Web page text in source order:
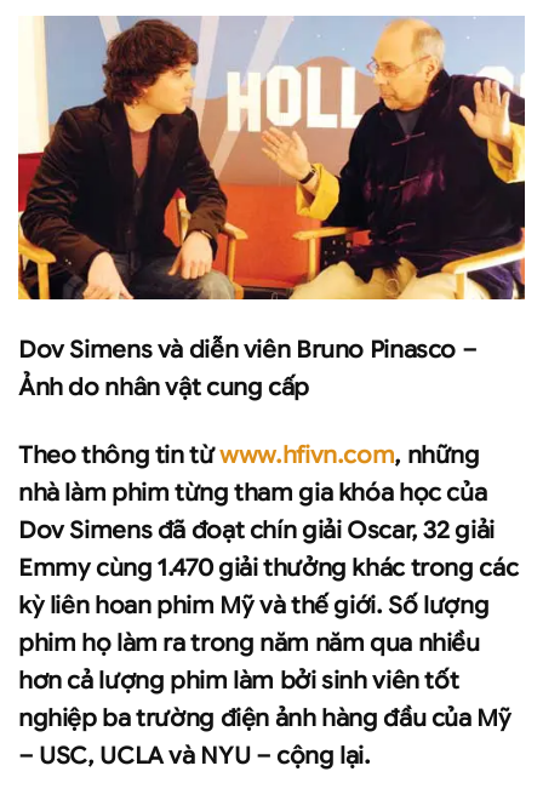
Dov Simens và diễn viên Bruno Pinasco –
Ảnh do nhân vật cung cấp
Theo thông tin từwww.hfivn.com, những
nhà làm phim từng tham gia khóa học của
Dov Simens đã đoạt chín giải Oscar, 32 giải
Emmy cùng 1.470 giải thưởng khác trong các
kỳ liên hoan phim Mỹ và thế giới. Số lượng
phim họ làm ra trong năm năm qua nhiều
hơn cả lượng phim làm bởi sinh viên tốt
nghiệp ba trường điện ảnh hàng đầu của Mỹ
– USC, UCLA và NYU – cộng lại.